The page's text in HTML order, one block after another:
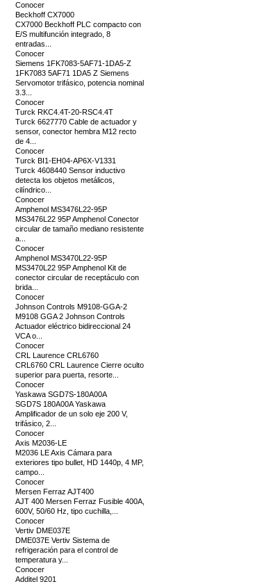
Conocer
Beckhoff CX7000
CX7000 Beckhoff PLC compacto con
E/S multifunción integrado, 8
entradas...
Conocer
Siemens 1FK7083-5AF71-1DA5-Z
1FK7083 5AF71 1DA5 Z Siemens
Servomotor trifásico, potencia nominal
3.3...
Conocer
Turck RKC4.4T-20-RSC4.4T
Turck 6627770 Cable de actuador y
sensor, conector hembra M12 recto
de 4...
Conocer
Turck BI1-EH04-AP6X-V1331
Turck 4608440 Sensor inductivo
detecta los objetos metálicos,
cilíndrico...
Conocer
Amphenol MS3476L22-95P
MS3476L22 95P Amphenol Conector
circular de tamaño mediano resistente
a...
Conocer
Amphenol MS3470L22-95P
MS3470L22 95P Amphenol Kit de
conector circular de receptáculo con
brida...
Conocer
Johnson Controls M9108-GGA-2
M9108 GGA 2 Johnson Controls
Actuador eléctrico bidireccional 24
VCA o...
Conocer
CRL Laurence CRL6760
CRL6760 CRL Laurence Cierre oculto
superior para puerta, resorte...
Conocer
Yaskawa SGD7S-180A00A
SGD7S 180A00A Yaskawa
Amplificador de un solo eje 200 V,
trifásico, 2...
Conocer
Axis M2036-LE
M2036 LE Axis Cámara para
exteriores tipo bullet, HD 1440p, 4 MP,
campo...
Conocer
Mersen Ferraz AJT400
AJT 400 Mersen Ferraz Fusible 400A,
600V, 50/60 Hz, tipo cuchilla,...
Conocer
Vertiv DME037E
DME037E Vertiv Sistema de
refrigeración para el control de
temperatura y...
Conocer
Additel 9201